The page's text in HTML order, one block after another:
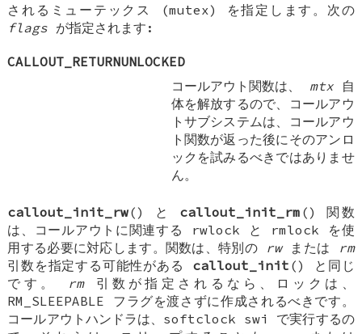
されるミューテックス (mutex) を指定します。次の
flags が指定されます:
CALLOUT_RETURNUNLOCKED
コールアウト関数は、 mtx自
体を解放するので、コールアウ
トサブシステムは、コールアウ
ト関数が返った後にそのアンロ
ックを試みるべきではありませ
ん。
callout_init_rw() と callout_init_rm () 関数
は、コールアウトに関連する rwlock と rmlock を使
用する必要に対応します。関数は、特別の rwまたは
rm
引数を指定する可能性がある callout_init () と同じ
です。 rm引数が指定されるなら、ロックは、
RM_SLEEPABLE フラグを渡さずに作成されるべきです。
コールアウトハンドラは、softclock swi で実行するの